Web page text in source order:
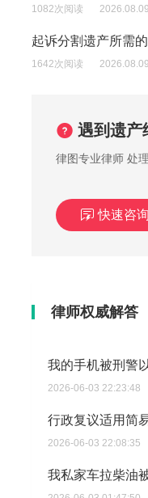
1082次阅读 2026.08.09
起诉分割遗产所需
1642次阅读 2026.08.09
遇到遗产
律图专业律师 处
快速咨询
律师权威解答
2026-06-04 12:02:42
2026-06-03 22:23:48
行政复议适用简
2026-06-03 22:08:35
我私家车拉柴油
2026-06-03 01:47:50